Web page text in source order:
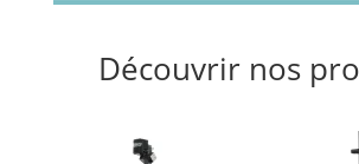
Découvrir nos